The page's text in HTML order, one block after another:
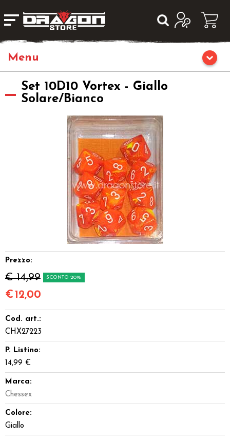
Home
Fumetti & Romanzi
Giochi di Carte Collezionabili
Giocattoli e Gadget
Offerte del Dragone
Set 10D10 Vortex - Giallo
Solare/Bianco
Prezzo:
€ 14,99 SCONTO 20%
€ 12,00
Cod. art.:
CHX27223
P. Listino:
14,99 €
Marca:
Chessex
Colore:
Giallo